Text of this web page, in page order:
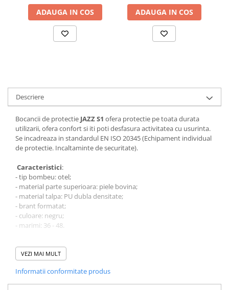
Pantofi de protecție OB
Pantofi de protecție SB
Pantofi de protecție S1P
Bocanci outdoor
Bocanci de lucru O1
Bocanci de protecție OB
Bocanci de lucru O2
Bocanci de protecție S1
Bocanci de protecție S1P
Bocanci de protecție S2
Bocanci de protecție S3
Cizme
Cizme outdoor
Cizme de lucru OB
Cizme de protecție S3
Cizme de protecție S4
Cizme de protecție S5
ADAUGA IN COS ADAUGA IN COS
Descriere
Bocancii de protectie JAZZ S1 ofera protectie pe toata durata
utilizarii, ofera confort si iti poti desfasura activitatea cu usurinta.
Se incadreaza in standardul EN ISO 20345 (Echipament individual
de protectie. Incaltaminte de securitate).
Caracteristici:
- tip bombeu: otel;
- material parte superioara: piele bovina;
- material talpa: PU dubla densitate;
- brant formatat;
- culoare: negru;
- marimi: 36 - 48.
Avantaje:
1) Contine banda reflectorizanta pe partea exterioara.
3) Bombeul este rezistent la soc mecanic de 200 Joule.
VEZI MAI MULT
Informatii conformitate produs